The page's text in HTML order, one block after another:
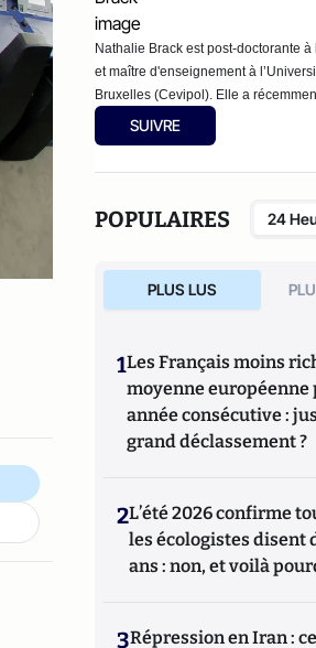
Nathalie Brack est post-doctorante à
et maître d'enseignement à
Bruxelles (Cevipol). Elle a
l’ouvrage"l’euroscepticisme au
Stratégies d'une opposition anti-
Costa), Editions de l’Université de
SUIVRE
POPULAIRES 24
PLUS LUS
1Les Français moins
moyenne européenne
année consécutive :
grand déclassement ?
2L’été 2026 confirme
les écologistes disent
ans : non, et voilà
3Répression en Iran :